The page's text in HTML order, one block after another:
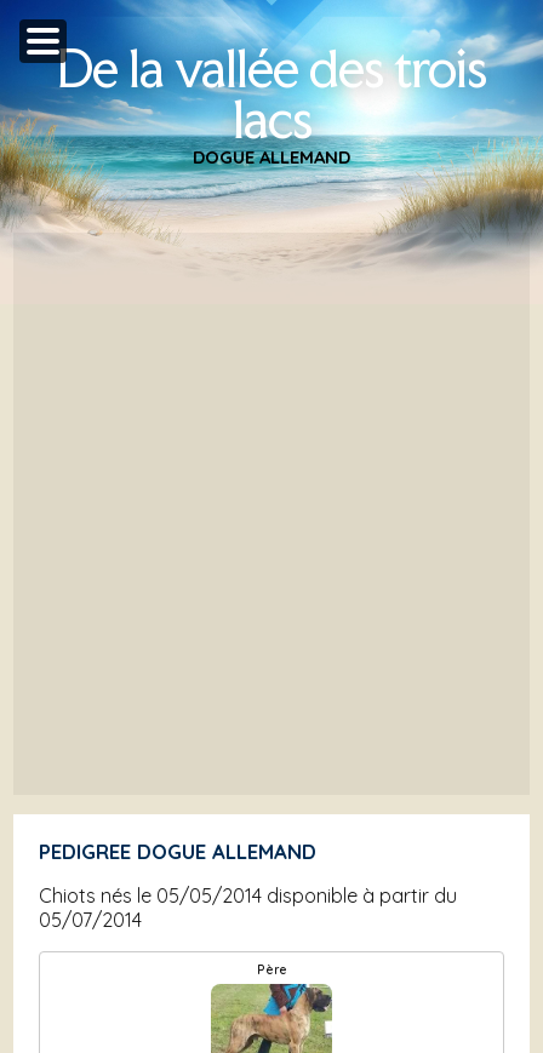
De la vallée des trois
lacs
DOGUE ALLEMAND
PEDIGREE DOGUE ALLEMAND
Chiots nés le 05/05/2014 disponible à partir du
05/07/2014
Père